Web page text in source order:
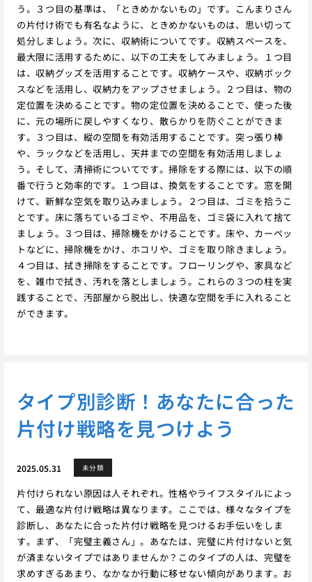
う。３つ目の基準は、「ときめかないもの」です。こんまりさん
の片付け術でも有名なように、ときめかないものは、思い切って
処分しましょう。次に、収納術についてです。収納スペースを、
最大限に活用するために、以下の工夫をしてみましょう。１つ目
は、収納グッズを活用することです。収納ケースや、収納ボック
スなどを活用し、収納力をアップさせましょう。２つ目は、物の
定位置を決めることです。物の定位置を決めることで、使った後
に、元の場所に戻しやすくなり、散らかりを防ぐことができま
す。３つ目は、縦の空間を有効活用することです。突っ張り棒
や、ラックなどを活用し、天井までの空間を有効活用しましょ
う。そして、清掃術についてです。掃除をする際には、以下の順
番で行うと効率的です。１つ目は、換気をすることです。窓を開
けて、新鮮な空気を取り込みましょう。２つ目は、ゴミを拾うこ
とです。床に落ちているゴミや、不用品を、ゴミ袋に入れて捨て
ましょう。３つ目は、掃除機をかけることです。床や、カーペッ
トなどに、掃除機をかけ、ホコリや、ゴミを取り除きましょう。
４つ目は、拭き掃除をすることです。フローリングや、家具など
を、雑巾で拭き、汚れを落としましょう。これらの３つの柱を実
践することで、汚部屋から脱出し、快適な空間を手に入れること
ができます。
タイプ別診断！あなたに合った
片付け戦略を見つけよう
2025.05.31 未分類
片付けられない原因は人それぞれ。性格やライフスタイルによっ
て、最適な片付け戦略は異なります。ここでは、様々なタイプを
診断し、あなたに合った片付け戦略を見つけるお手伝いをしま
す。まず、「完璧主義さん」。あなたは、完璧に片付けないと気
が済まないタイプではありませんか？このタイプの人は、完璧を
求めすぎるあまり、なかなか行動に移せない傾向があります。お